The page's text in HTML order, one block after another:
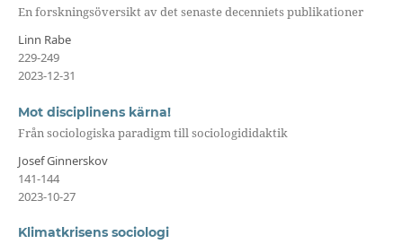
En forskningsöversikt av det senaste decenniets publikationer
Linn Rabe
229-249
2023-12-31
Mot disciplinens kärna!
Från sociologiska paradigm till sociologididaktik
Josef Ginnerskov
141-144
2023-10-27
Klimatkrisens sociologi